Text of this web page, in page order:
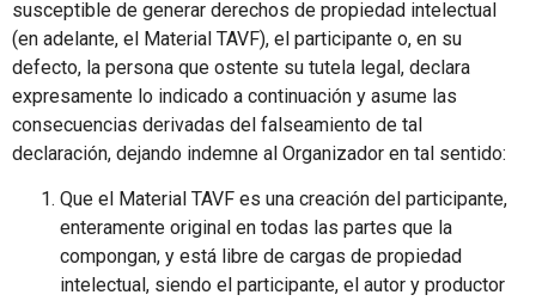
susceptible de generar derechos de propiedad intelectual
(en adelante, el Material TAVF), el participante o, en su
defecto, la persona que ostente su tutela legal, declara
expresamente lo indicado a continuación y asume las
consecuencias derivadas del falseamiento de tal
declaración, dejando indemne al Organizador en tal sentido:
Que el Material TAVF es una creación del participante,
enteramente original en todas las partes que la
compongan, y está libre de cargas de propiedad
intelectual, siendo el participante, el autor y productor